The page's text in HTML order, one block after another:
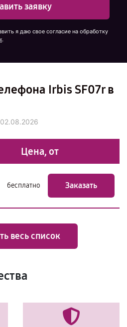
заявку
я даю свое согласие на обработку
.
Irbis SF07r в
02.08.2026
Цена, от
бесплатно Заказать
весь список